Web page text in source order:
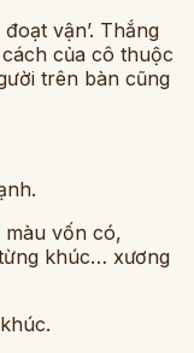
vận’. Thắng
của cô thuộc
trên bàn cũng
vốn có,
khúc… xương